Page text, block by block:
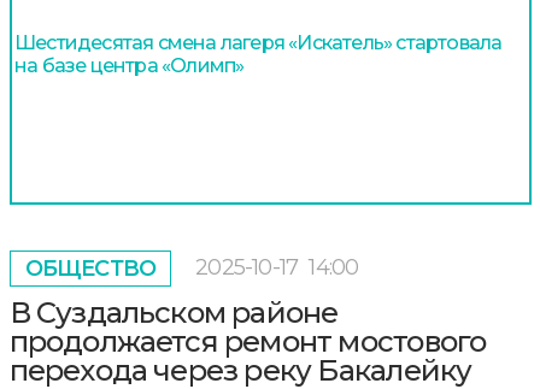
Шестидесятая смена лагеря «Искатель» стартовала
на базе центра «Олимп»
ОБЩЕСТВО 2025-10-17 14:00
В Суздальском районе
продолжается ремонт мостового
перехода через реку Бакалейку